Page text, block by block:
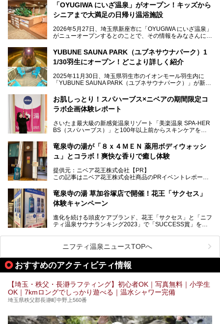
「OYUGIWA にいざ温泉」がオープン！キッズから
シニアまで大満足の日帰り温浴施設
2026年5月27日、埼玉県新座市に「OYUGIWA にいざ温泉」
がニューオープンするとのことで、その情報をみなさんにい
メインとなる黒湯の天然温泉や本格的なサウナをはじめ、4
種類のリラックスルームやお食事処、他施設とは一線を画す
てきました！
YUBUNE SAUNA PARK（ユブネサウナパーク）1
1/30羽生にオープン！どこより詳しく紹介
2025年11月30日、埼玉県羽生市のイオンモール羽生内に
「YUBUNE SAUNA PARK（ユブネサウナパーク）」が新規
今年の4月1日から楽久屋グループの一員となった「湯舞音
（ユブネ）」が新ブランド「YUBUNE SAUNA PARK」を立
湯舞音らしいサウナにこだわった遊び心満点の"銭湯×屋外サ
ウナ"施設で、男女別のお風呂のほか、水着やサウナ着で楽
ど、ユニークなポイントがいっぱい！
オープン前取材に行ってきましたので、早速どこより詳しく
紹介しちゃいます！
お肌しっとり！スパハーブス×ニベアの期間限定コ
ラボ企画体験レポート
さいたま最大級の新感覚温泉リゾート「美楽温泉 SPA-HER
BS（スパハーブス）」と100年以上前からスキンケアを考
読者モデルやインスタグラマーとして活躍している、美容＆
スパ大好きの畑瀬愛さんと取材してきました。
提供元：ニベア花王株式会社【PR】
この記事はニベア花王株式会社商品のPRイベントレポート
竜泉寺の湯が「８ｘ４ＭＥＮ 薬用ボディウォッシ
ュ」とコラボ！爽快な香りで癒し体験
提供元：ニベア花王株式会社【PR】
この記事はニベア花王株式会社商品のPRイベントレポート
ーーー
注目のボディウォッシュアイテム「８ｘ４ＭＥＮ 薬用ボデ
全国総合2位にランクインした人気温浴施設「竜泉寺の湯 草
加谷塚店」がコラボイベントを期間限定で開催中ということ
気になるその内容をチェックしてきました！
竜泉寺の湯 草加谷塚店で開催！花王「サクセス」
体験キャンペーン
進化を続ける頭皮ケアブランド、花王「サクセス」と「ニフ
ティ温泉サウナランキング2023」で「SUCCESS賞」を獲
ベントを開催。
早速訪問し、気になるその内容を取材してきました！
───
提供元：花王株式会社【PR】
す。
ニフティ温泉ニュースTOPへ
おすすめのアクティビティ情報
【埼玉・秩父・長瀞ラフティング】初心者OK｜写真無料｜小学生
OK｜7kmロングでしっかり遊べる｜温水シャワー完備
埼玉県秩父郡長瀞町中野上560番